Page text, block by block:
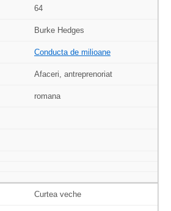
64
Burke Hedges
Conducta de milioane
Afaceri, antreprenoriat
romana
Curtea veche